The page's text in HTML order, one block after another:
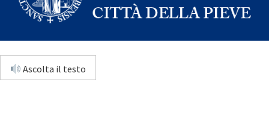
Ascolta il testo